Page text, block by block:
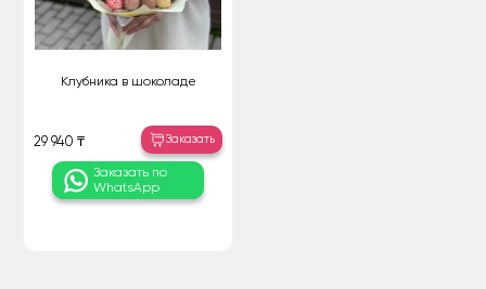
Клубника в шоколаде
29 940 ₸ Заказать
Заказать по
WhatsApp